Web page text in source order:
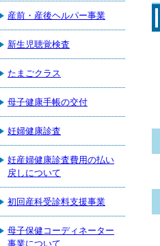
産前・産後ヘルパー事業
新生児聴覚検査
たまごクラス
母子健康手帳の交付
妊婦健康診査
妊産婦健康診査費用の払い
戻しについて
初回産科受診料支援事業
母子保健コーディネーター
事業について